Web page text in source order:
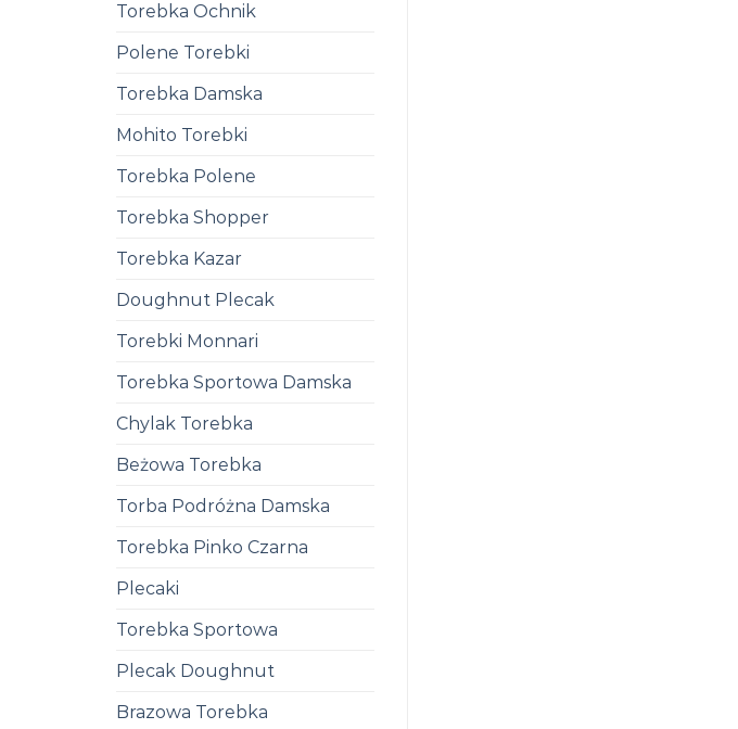
Torebka Ochnik
Polene Torebki
Torebka Damska
Mohito Torebki
Torebka Polene
Torebka Shopper
Torebka Kazar
Doughnut Plecak
Torebki Monnari
Torebka Sportowa Damska
Chylak Torebka
Beżowa Torebka
Torba Podróżna Damska
Torebka Pinko Czarna
Plecaki
Torebka Sportowa
Plecak Doughnut
Brazowa Torebka